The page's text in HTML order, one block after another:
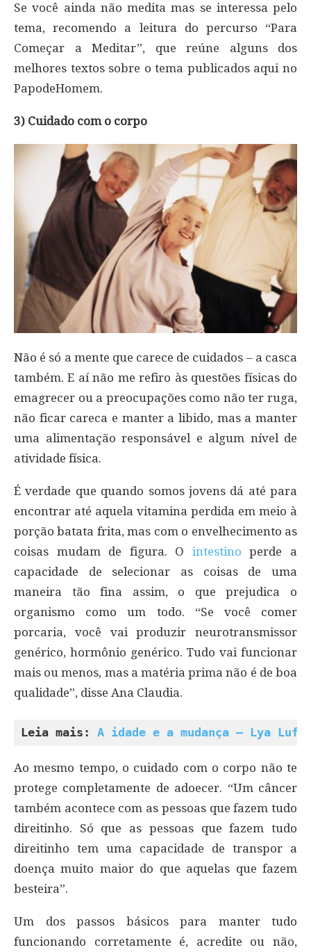
Se você ainda não medita mas se interessa pelo
tema, recomendo a leitura do percurso “Para
Começar a Meditar”, que reúne alguns dos
melhores textos sobre o tema publicados aqui no
PapodeHomem.
3) Cuidado com o corpo
Não é só a mente que carece de cuidados – a casca
também. E aí não me refiro às questões físicas do
emagrecer ou a preocupações como não ter ruga,
não ficar careca e manter a libido, mas a manter
uma alimentação responsável e algum nível de
atividade física.
É verdade que quando somos jovens dá até para
encontrar até aquela vitamina perdida em meio à
porção batata frita, mas com o envelhecimento as
coisas mudam de figura. O intestino perde a
capacidade de selecionar as coisas de uma
maneira tão fina assim, o que prejudica o
organismo como um todo. “Se você comer
porcaria, você vai produzir neurotransmissor
genérico, hormônio genérico. Tudo vai funcionar
mais ou menos, mas a matéria prima não é de boa
qualidade”, disse Ana Claudia.
Leia mais: A idade e a mudança – Lya Luft
Ao mesmo tempo, o cuidado com o corpo não te
protege completamente de adoecer. “Um câncer
também acontece com as pessoas que fazem tudo
direitinho. Só que as pessoas que fazem tudo
direitinho tem uma capacidade de transpor a
doença muito maior do que aquelas que fazem
besteira”.
Um dos passos básicos para manter tudo
funcionando corretamente é, acredite ou não,